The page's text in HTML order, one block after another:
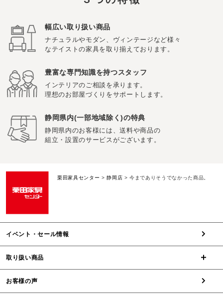
幅広い取り扱い商品
ナチュラルやモダン、ヴィンテージなど様々
なテイストの家具を取り揃えております。
豊富な専門知識を持つスタッフ
インテリアのご相談を承ります。
理想のお部屋づくりをサポートします。
静岡県内(一部地域除く)の特典
静岡県内のお客様には、送料や商品の
組立・設置のサービスがございます。
栗田家具センター >静岡店 >今までありそうでなかった商品。
イベント・セール情報
取り扱い商品
お客様の声